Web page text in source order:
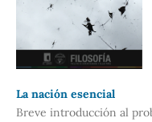
La nación esencial
Breve introducción al